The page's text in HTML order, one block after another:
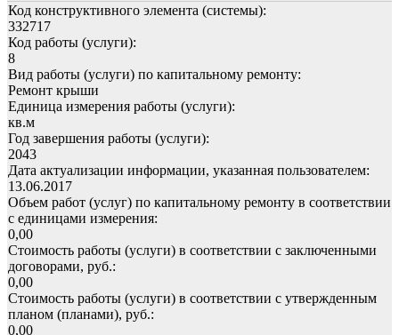
Код конструктивного элемента (системы):
332717
Код работы (услуги):
8
Вид работы (услуги) по капитальному ремонту:
Ремонт крыши
Единица измерения работы (услуги):
кв.м
Год завершения работы (услуги):
2043
Дата актуализации информации, указанная пользователем:
13.06.2017
Объем работ (услуг) по капитальному ремонту в соответствии
с единицами измерения:
0,00
Стоимость работы (услуги) в соответствии с заключенными
договорами, руб.:
0,00
Стоимость работы (услуги) в соответствии с утвержденным
планом (планами), руб.:
0,00